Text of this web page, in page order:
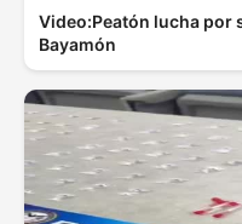
Video:Peatón lucha por
Bayamón